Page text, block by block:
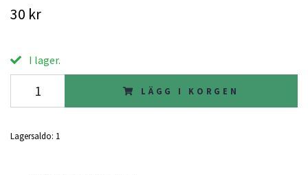
30 kr
I lager.
LÄGG I KORGEN
Lagersaldo: 1